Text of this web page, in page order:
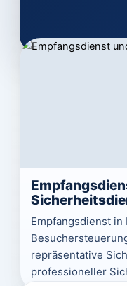
Empfangsdienst
repräsentative
professioneller